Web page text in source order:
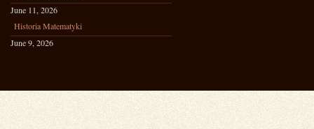
June 11, 2026
Historia Matematyki
June 9, 2026